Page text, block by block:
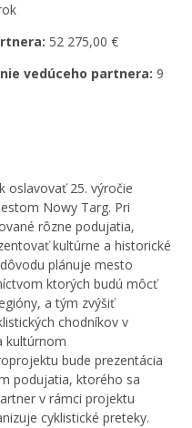
52 275,00 €
vedúceho partnera: 9
oslavovať 25. výročie
Nowy Targ. Pri
rôzne podujatia,
kultúrne a historické
plánuje mesto
ktorých budú môcť
a tým zvýšiť
chodníkov v
kultúrnom
bude prezentácia
podujatia, ktorého sa
v rámci projektu
cyklistické preteky.